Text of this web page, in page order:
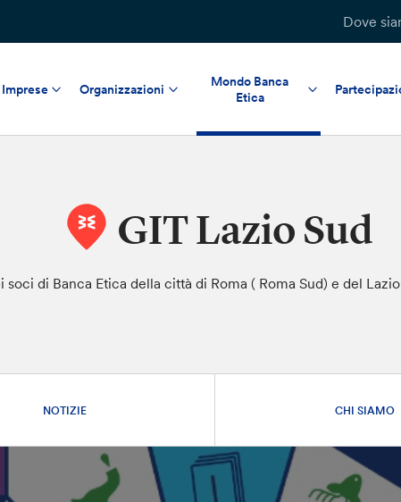
Dove
Imprese Organizzazioni
Mondo Banca
Etica
GIT Lazio Sud
di Banca Etica della città di Roma ( Roma Sud) e del
NOTIZIE CHI SIAMO